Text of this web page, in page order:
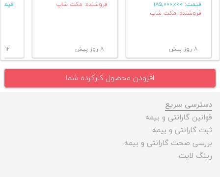
قیمت: ۱۸۵,۰۰۰,۰۰۰
فروشنده: مکث شاپ
۸ روز پیش
فروشنده: مکث شاپ
۸ روز پیش ۱۲ روز پیش
افزودن محصول کارکرده شما
دسترسی سریع
قوانین گارانتی و بیمه
ثبت گارانتی و بیمه
بررسی صحت گارانتی و بیمه
رینگ لایت